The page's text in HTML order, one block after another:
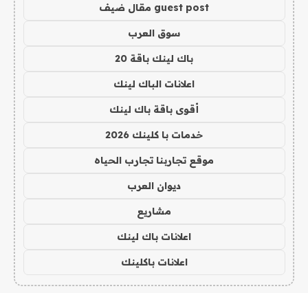
guest post مقال ضيف
سوق العرب
باك لينك باقة 20
اعلانات الباك لينك
أقوى باقة باك لينك
خدمات با كلينك 2026
موقع تجاربنا تجارب الحياه
ديوان العرب
مشاريع
اعلانات باك لينك
اعلانات باكلينك